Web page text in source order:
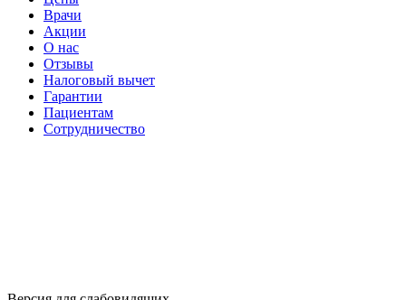
Врачи
Акции
О нас
Отзывы
Налоговый вычет
Гарантии
Пациентам
Сотрудничество